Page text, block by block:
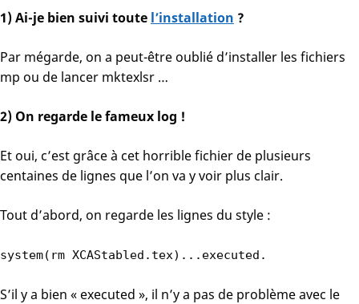
1) Ai-je bien suivi toute l’installation ?
Par mégarde, on a peut-être oublié d’installer les fichiers
mp ou de lancer mktexlsr …
2) On regarde le fameux log !
Et oui, c’est grâce à cet horrible fichier de plusieurs
centaines de lignes que l’on va y voir plus clair.
Tout d’abord, on regarde les lignes du style :
system(rm XCAStabled.tex)...executed.
S’il y a bien « executed », il n’y a pas de problème avec le